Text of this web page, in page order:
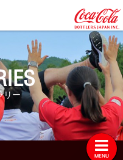
リー
MENU